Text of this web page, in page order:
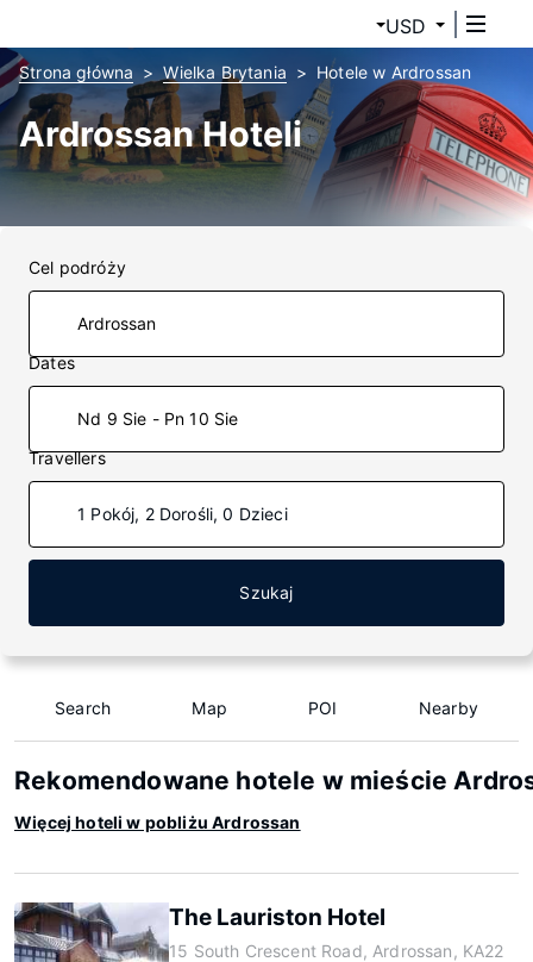
USD
Strona główna Wielka Brytania Hotele w Ardrossan
Ardrossan Hoteli
Cel podróży
Dates
Nd 9 Sie - Pn 10 Sie
Travellers
1 Pokój, 2 Dorośli, 0 Dzieci
Szukaj
Search Map POI Nearby
Rekomendowane hotele w mieście
Więcej hoteli w pobliżu Ardrossan
The Lauriston Hotel
15 South Crescent Road, Ardrossan, KA22